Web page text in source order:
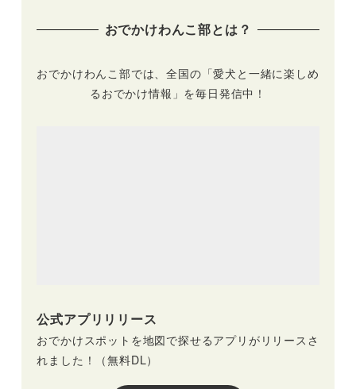
おでかけわんこ部とは？
おでかけわんこ部では、全国の「愛犬と一緒に楽しめ
るおでかけ情報」を毎日発信中！
公式アプリリリース
おでかけスポットを地図で探せるアプリがリリースさ
れました！（無料DL）